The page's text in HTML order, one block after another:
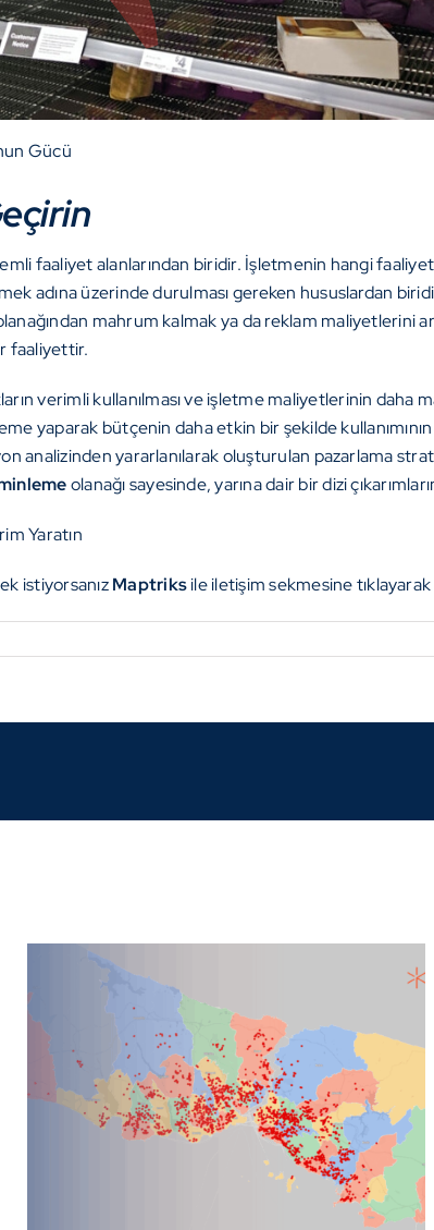
Gücü
faaliyet alanlarından biridir. İşletmenin hangi
adına üzerinde durulması gereken hususlardan
mahrum kalmak ya da reklam maliyetlerini
faaliyettir.
verimli kullanılması ve işletme maliyetlerinin daha
yaparak bütçenin daha etkin bir şekilde
analizinden yararlanılarak oluşturulan pazarlama
olanağı sayesinde, yarına dair bir dizi
Yaratın
istiyorsanızMaptriksileiletişimsekmesine tıklayarak